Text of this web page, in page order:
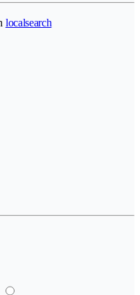
localsearch